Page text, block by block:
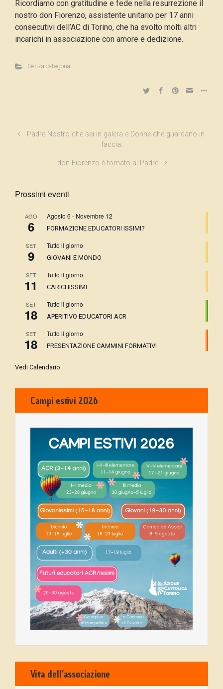
Ricordiamo con gratitudine e fede nella resurrezione il
nostro don Fiorenzo, assistente unitario per 17 anni
consecutivi dell’AC di Torino, che ha svolto molti altri
incarichi in associazione con amore e dedizione.
Senza categoria
Padre Nostro che sei in galera e Donne che guardano in
faccia.
don Fiorenzo è tornato al Padre
Prossimi eventi
AGO
6
Agosto 6 - Novembre 12
FORMAZIONE EDUCATORI ISSIMI?
SET
9
Tutto il giorno
GIOVANI E MONDO
SET
11
Tutto il giorno
CARICHISSIMI
SET
18
Tutto il giorno
APERITIVO EDUCATORI ACR
SET
18
Tutto il giorno
PRESENTAZIONE CAMMINI FORMATIVI
Vedi Calendario
Campi estivi 2026
Vita dell’associazione